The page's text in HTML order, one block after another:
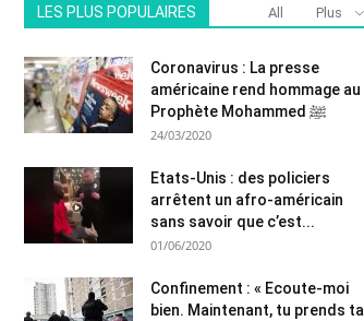
LES PLUS POPULAIRES All Plus
Coronavirus : La presse
américaine rend hommage au
Prophète Mohammed ﷺ
24/03/2020
Etats-Unis : des policiers
arrêtent un afro-américain
sans savoir que c’est...
01/06/2020
Confinement : « Ecoute-moi
bien. Maintenant, tu prends ta